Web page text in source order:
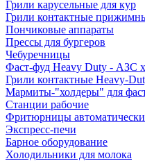
Грили карусельные для кур
Грили контактные
Пончиковые аппараты
Прессы для бургеров
Чебуречницы
Фаст-фуд Heavy Duty - АЗС
Грили контактные Heavy-
Мармиты-"холдеры" для
Станции рабочие
Фритюрницы
Экспресс-печи
Барное оборудование
Холодильники для молока